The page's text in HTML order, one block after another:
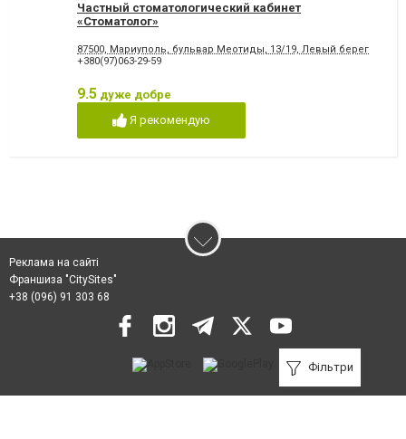
Частный стоматологический кабинет
«Стоматолог»
87500, Мариуполь, бульвар Меотиды, 13/19, Левый берег
+380(97)063-29-59
9.5 дуже добре
Я рекомендую
Фільтри
Реклама на сайті
Франшиза "CitySites"
+38 (096) 91 303 68